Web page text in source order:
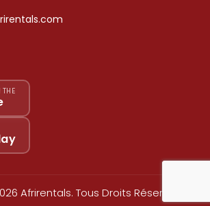
Afrirentals. Tous Droits Réservés.